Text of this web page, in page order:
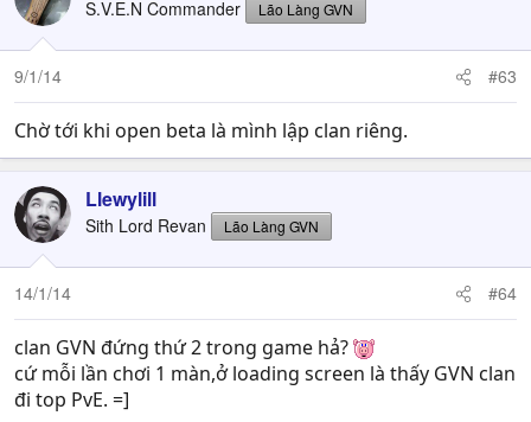
S.V.E.N Commander Lão Làng GVN
9/1/14 #63
Chờ tới khi open beta là mình lập clan riêng.
Llewylill
Sith Lord Revan Lão Làng GVN
14/1/14 #64
clan GVN đứng thứ 2 trong game hả?
cứ mỗi lần chơi 1 màn,ở loading screen là thấy GVN clan
đi top PvE. =]